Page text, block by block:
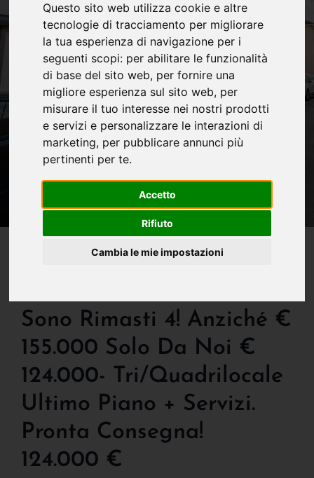
Questo sito web utilizza cookie e altre
tecnologie di tracciamento per migliorare
la tua esperienza di navigazione per i
seguenti scopi: per abilitare le funzionalità
di base del sito web, per fornire una
migliore esperienza sul sito web, per
misurare il tuo interesse nei nostri prodotti
e servizi e personalizzare le interazioni di
marketing, per pubblicare annunci più
pertinenti per te.
Accetto
Rifiuto
Cambia le mie impostazioni
IN VENDITA
Vendita Stock - Solo Da
Sono Rimasti 4! Anziché €
155.000 Solo Da Noi €
124.000- Tri/quadrilocale
Ultimo Piano + Servizi.
Pronta Consegna!
124.000 €